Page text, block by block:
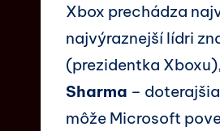
Xbox prechádza
najvýraznejší lídri
(prezidentka
Sharma –
môže Microsoft